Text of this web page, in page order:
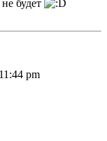
будет
pm